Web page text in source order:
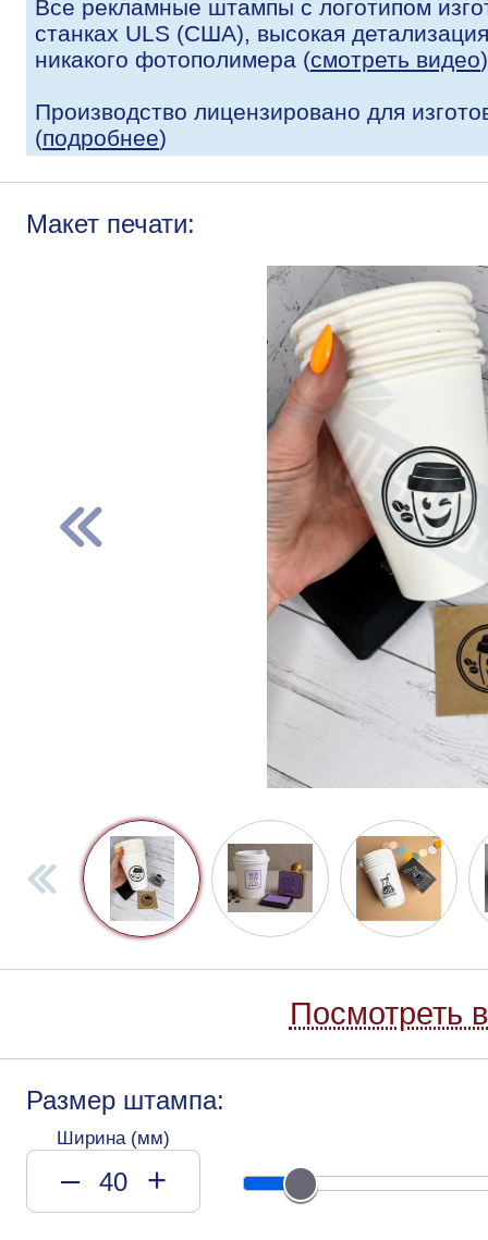
Все рекламные штампы с логотипом
станках ULS (США), высокая детализация
никакого фотополимера (смотреть видео)
Производство лицензировано для
(подробнее)
Макет печати:
Посмотреть
Размер штампа:
Ширина (мм)
– +